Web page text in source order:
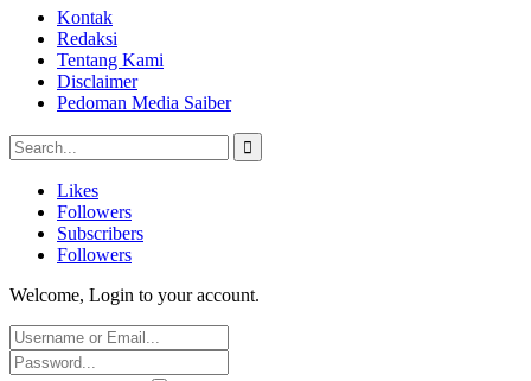
Kontak
Redaksi
Tentang Kami
Disclaimer
Pedoman Media Saiber
Likes
Followers
Subscribers
Followers
Welcome, Login to your account.